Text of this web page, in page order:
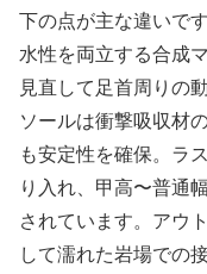
下の点が主な違いで
水性を両立する合成
見直して足首周りの
ソールは衝撃吸収材
も安定性を確保。ラ
り入れ、甲高〜普通
されています。アウ
して濡れた岩場での